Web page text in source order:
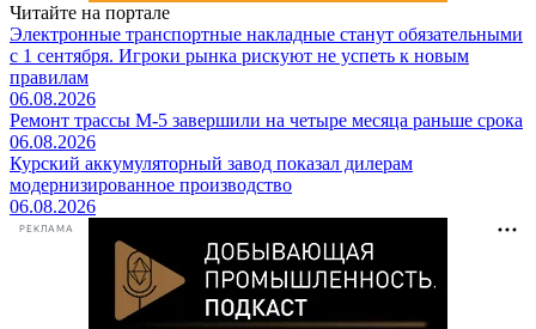
Читайте на портале
Электронные транспортные накладные станут обязательными
с 1 сентября. Игроки рынка рискуют не успеть к новым
правилам
06.08.2026
Ремонт трассы М-5 завершили на четыре месяца раньше срока
06.08.2026
Курский аккумуляторный завод показал дилерам
модернизированное производство
06.08.2026
РЕКЛАМА